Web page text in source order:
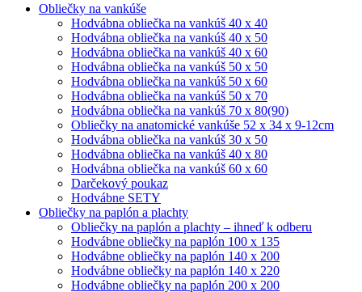
Obliečky na vankúše
Hodvábna obliečka na vankúš 40 x 40
Hodvábna obliečka na vankúš 40 x 50
Hodvábna obliečka na vankúš 40 x 60
Hodvábna obliečka na vankúš 50 x 50
Hodvábna obliečka na vankúš 50 x 60
Hodvábna obliečka na vankúš 50 x 70
Hodvábna obliečka na vankúš 70 x 80(90)
Obliečky na anatomické vankúše 52 x 34 x 9-12cm
Hodvábna obliečka na vankúš 30 x 50
Hodvábna obliečka na vankúš 40 x 80
Hodvábna obliečka na vankúš 60 x 60
Darčekový poukaz
Hodvábne SETY
Obliečky na paplón a plachty
Obliečky na paplón a plachty – ihneď k odberu
Hodvábne obliečky na paplón 100 x 135
Hodvábne obliečky na paplón 140 x 200
Hodvábne obliečky na paplón 140 x 220
Hodvábne obliečky na paplón 200 x 200